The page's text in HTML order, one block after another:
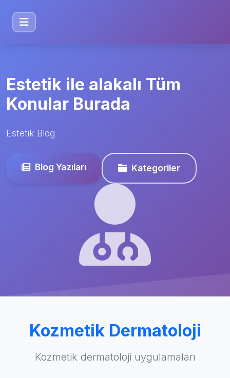
Estetik ile alakalı Tüm
Konular Burada
Estetik Blog
Blog Yazıları Kategoriler
Kozmetik Dermatoloji
Kozmetik dermatoloji uygulamaları